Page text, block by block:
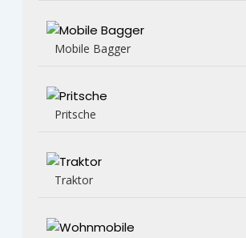
Mobile Bagger
Pritsche
Traktor